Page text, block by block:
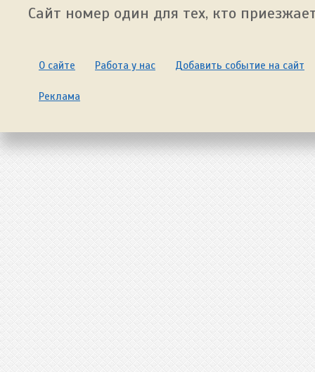
Сайт номер один для тех, кто
О сайте Работа у нас Добавить событие на сайт
Реклама